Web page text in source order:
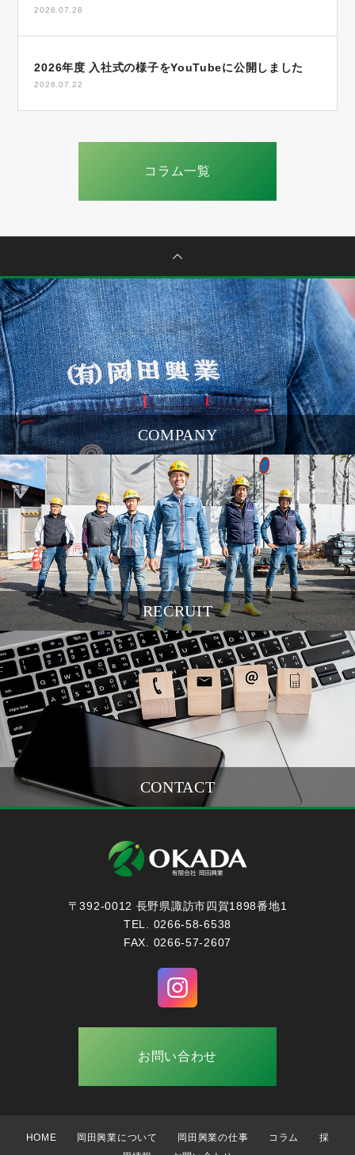
2026.07.28
2026年度 入社式の様子をYouTubeに公開しました
2026.07.22
コラム一覧
COMPANY
RECRUIT
CONTACT
〒392-0012 長野県諏訪市四賀1898番地1
TEL. 0266-58-6538
FAX. 0266-57-2607
お問い合わせ
HOME 岡田興業について 岡田興業の仕事 コラム
採